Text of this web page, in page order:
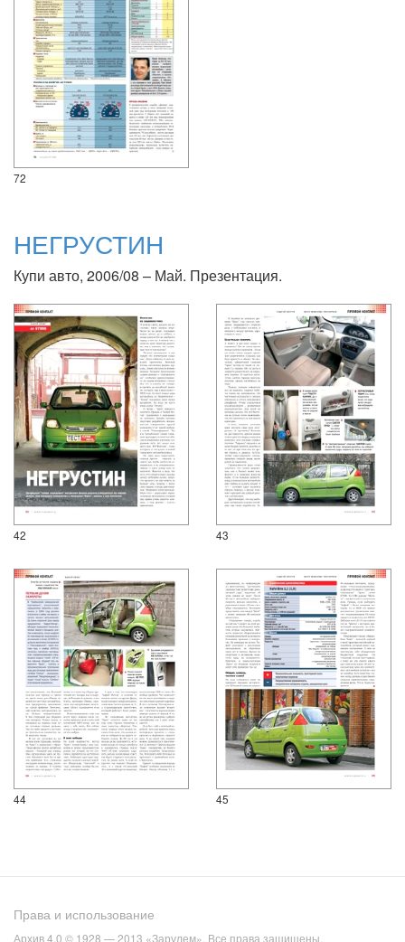
72
НЕГРУСТИН
Купи авто, 2006/08 – Май. Презентация.
42 43
44 45
Права и использование
Архив 4.0 © 1928 — 2013 «Зарулем». Все права защищены.